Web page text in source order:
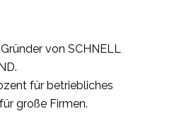
von SCHNELL
für betriebliches
große Firmen.